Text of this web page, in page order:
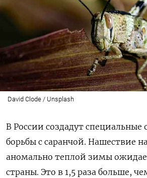
David Clode / Unsplash
В России создадут специальные
борьбы с саранчой. Нашествие
аномально теплой зимы
страны. Это в 1,5 раза больше,